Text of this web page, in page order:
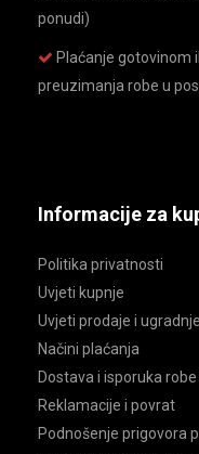
ponudi)
Plaćanje gotovinom
preuzimanja robe u
Informacije za
Politika privatnosti
Uvjeti kupnje
Uvjeti prodaje i
Načini plaćanja
Dostava i isporuka robe
Reklamacije i povrat
Podnošenje prigovora